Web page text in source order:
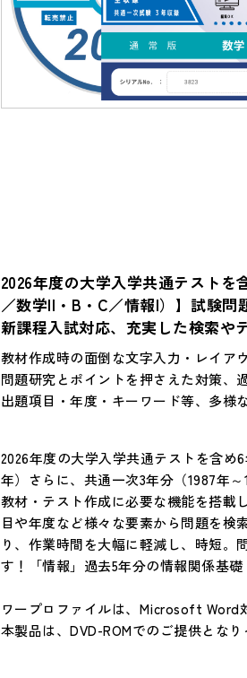
2026年度の大学入学共通テスト
／数学II・B・C／情報I）】試験問
新課程入試対応、充実した検索や
教材作成時の面倒な文字入力・レイア
問題研究とポイントを押さえた対策、
出題項目・年度・キーワード等、多様
2026年度の大学入学共通テストを含め
年）さらに、共通一次3年分（1987年
教材・テスト作成に必要な機能を搭載
目や年度など様々な要素から問題を検
り、作業時間を大幅に軽減し、時短。
す！「情報」過去5年分の情報関係基
ワープロファイルは、Microsoft Word
本製品は、DVD-ROMでのご提供とな